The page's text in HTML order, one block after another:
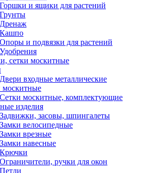
Горшки и ящики для растений
Грунты
Дренаж
Кашпо
Опоры и подвязки для растений
Удобрения
сетки москитные
Двери входные металлические
москитные
Сетки москитные, комплектующие
изделия
Задвижки, засовы, шпингалеты
Замки велосипедные
Замки врезные
Замки навесные
Крючки
Ограничители, ручки для окон
Петли